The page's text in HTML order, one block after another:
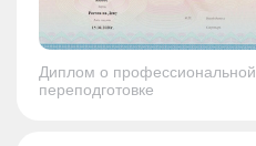
Диплом о профессиональной
переподготовке